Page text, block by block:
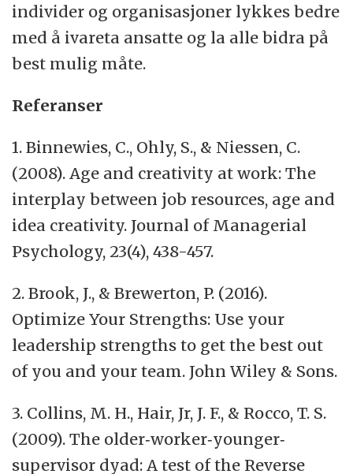
individer og organisasjoner lykkes bedre
med å ivareta ansatte og la alle bidra på
best mulig måte.
Referanser
1. Binnewies, C., Ohly, S., & Niessen, C.
(2008). Age and creativity at work: The
interplay between job resources, age and
idea creativity. Journal of Managerial
Psychology, 23(4), 438-457.
2. Brook, J., & Brewerton, P. (2016).
Optimize Your Strengths: Use your
leadership strengths to get the best out
of you and your team. John Wiley & Sons.
3. Collins, M. H., Hair, Jr, J. F., & Rocco, T. S.
(2009). The older‐worker‐younger‐
supervisor dyad: A test of the Reverse